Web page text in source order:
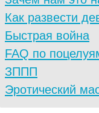
Как развести
Быстрая война
FAQ по
ЗППП
Эротический